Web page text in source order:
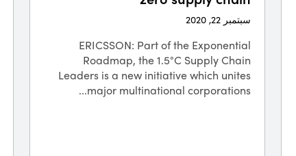
سبتمبر 22, 2020
ERICSSON: Part of the Exponential
Roadmap, the 1.5°C Supply Chain
Leaders is a new initiative which unites
major multinational corporations...